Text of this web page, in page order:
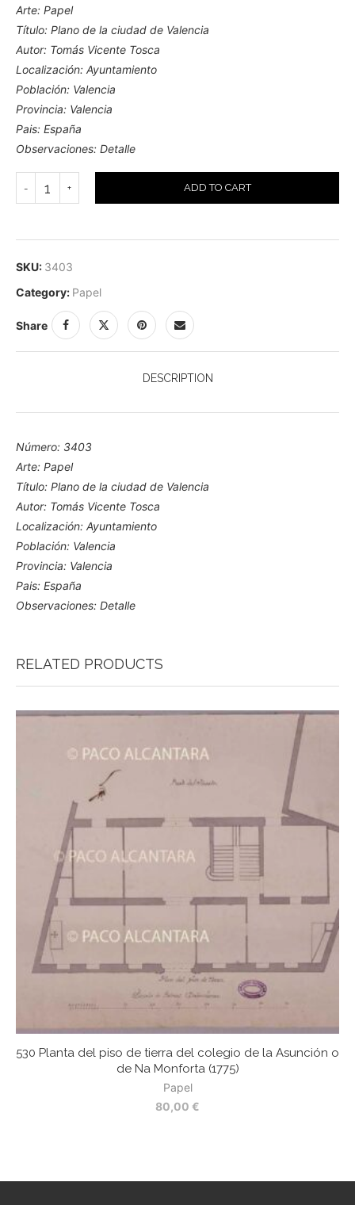
Arte: Papel
Título: Plano de la ciudad de Valencia
Autor: Tomás Vicente Tosca
Localización: Ayuntamiento
Población: Valencia
Provincia: Valencia
Pais: España
Observaciones: Detalle
ADD TO CART
SKU: 3403
Category: Papel
Share
DESCRIPTION
Número: 3403
Arte: Papel
Título: Plano de la ciudad de Valencia
Autor: Tomás Vicente Tosca
Localización: Ayuntamiento
Población: Valencia
Provincia: Valencia
Pais: España
Observaciones: Detalle
RELATED PRODUCTS
530 Planta del piso de tierra del colegio de la Asunción o
de Na Monforta (1775)
Papel
80,00 €